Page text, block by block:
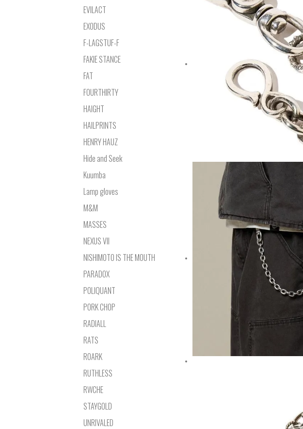
EVILACT
EXODUS
F-LAGSTUF-F
FAKIE STANCE
FAT
FOURTHIRTY
HAIGHT
HAILPRINTS
HENRY HAUZ
Hide and Seek
Kuumba
Lamp gloves
M&M
MASSES
NEXUS VII
NISHIMOTO IS THE MOUTH
PARADOX
POLIQUANT
PORK CHOP
RADIALL
RATS
ROARK
RUTHLESS
RWCHE
STAYGOLD
UNRIVALED